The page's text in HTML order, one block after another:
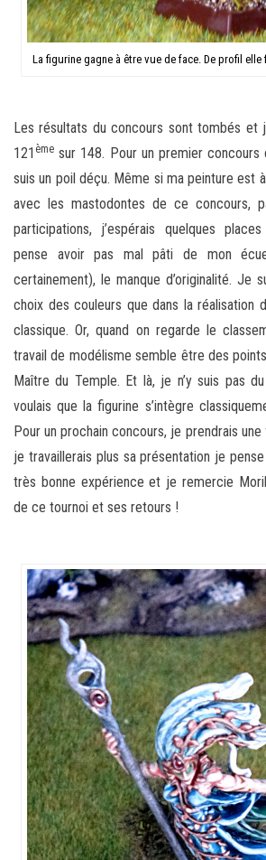
La figurine gagne à être vue de face. De profil elle
Les résultats du concours sont tombés et
121 ème sur 148. Pour un premier concours
suis un poil déçu. Même si ma peinture est
avec les mastodontes de ce concours,
participations, j’espérais quelques
pense avoir pas mal pâti de mon
certainement), le manque d’originalité. Je
choix des couleurs que dans la réalisation
classique. Or, quand on regarde le
travail de modélisme semble être des
Maître du Temple. Et là, je n’y suis pas
voulais que la figurine s’intègre
Pour un prochain concours, je prendrais
je travaillerais plus sa présentation je
très bonne expérience et je remercie
de ce tournoi et ses retours !